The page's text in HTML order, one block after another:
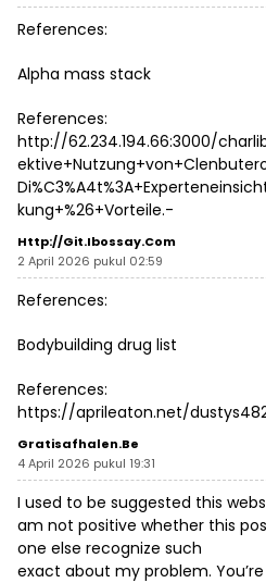
References:
Alpha mass stack
References:
http://62.234.194.66:3000/
kung+%26+Vorteile.-
Http://git.ibossay.com
2 April 2026 pukul 02:59
References:
Bodybuilding drug list
References:
https://aprileaton.net/
Gratisafhalen.be
4 April 2026 pukul 19:31
I used to be suggested this
am not positive whether this
one else recognize such
exact about my problem.